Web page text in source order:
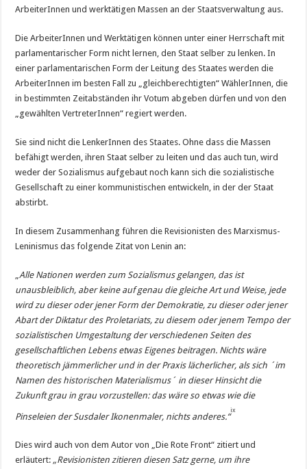
ArbeiterInnen und werktätigen Massen an der Staatsverwaltung aus.
Die ArbeiterInnen und Werktätigen können unter einer Herrschaft mit
parlamentarischer Form nicht lernen, den Staat selber zu lenken. In
einer parlamentarischen Form der Leitung des Staates werden die
ArbeiterInnen im besten Fall zu „gleichberechtigten“ WählerInnen, die
in bestimmten Zeitabständen ihr Votum abgeben dürfen und von den
„gewählten VertreterInnen“ regiert werden.
Sie sind nicht die LenkerInnen des Staates. Ohne dass die Massen
befähigt werden, ihren Staat selber zu leiten und das auch tun, wird
weder der Sozialismus aufgebaut noch kann sich die sozialistische
Gesellschaft zu einer kommunistischen entwickeln, in der der Staat
abstirbt.
In diesem Zusammenhang führen die Revisionisten des Marxismus-
Leninismus das folgende Zitat von Lenin an:
„Alle Nationen werden zum Sozialismus gelangen, das ist
unausbleiblich, aber keine auf genau die gleiche Art und Weise, jede
wird zu dieser oder jener Form der Demokratie, zu dieser oder jener
Abart der Diktatur des Proletariats, zu diesem oder jenem Tempo der
sozialistischen Umgestaltung der verschiedenen Seiten des
gesellschaftlichen Lebens etwas Eigenes beitragen. Nichts wäre
theoretisch jämmerlicher und in der Praxis lächerlicher, als sich ´im
Namen des historischen Materialismus´ in dieser Hinsicht die
Zukunft grau in grau vorzustellen: das wäre so etwas wie die
Pinseleien der Susdaler Ikonenmaler, nichts anderes.“
ix
Dies wird auch von dem Autor von „Die Rote Front“ zitiert und
erläutert: „Revisionisten zitieren diesen Satz gerne, um ihre